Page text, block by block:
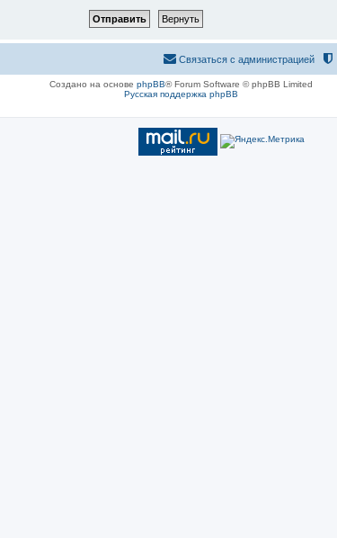
Связаться с администрацией
Создано на основе phpBB® Forum Software © phpBB Limited
Русская поддержка phpBB